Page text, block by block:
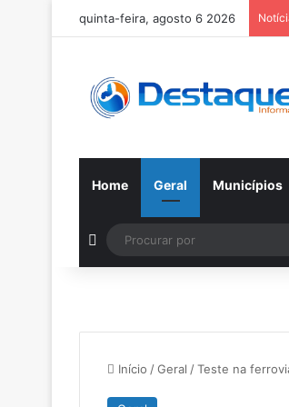
quinta-feira, agosto 6 2026
Home Geral Municípios
Switch skin
Início /Geral /Teste na